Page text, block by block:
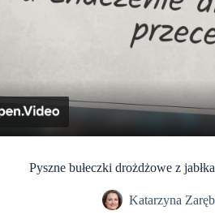
Pyszne bułeczki drożdżowe z
Katarzyna